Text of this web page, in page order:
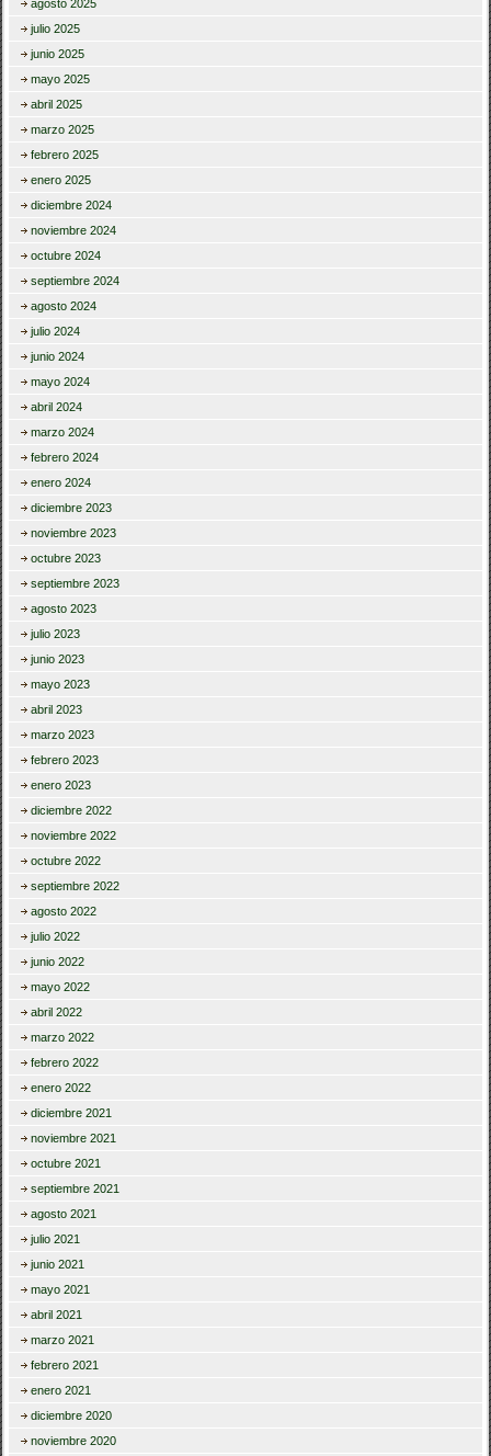
agosto 2025
julio 2025
junio 2025
mayo 2025
abril 2025
marzo 2025
febrero 2025
enero 2025
diciembre 2024
noviembre 2024
octubre 2024
septiembre 2024
agosto 2024
julio 2024
junio 2024
mayo 2024
abril 2024
marzo 2024
febrero 2024
enero 2024
diciembre 2023
noviembre 2023
octubre 2023
septiembre 2023
agosto 2023
julio 2023
junio 2023
mayo 2023
abril 2023
marzo 2023
febrero 2023
enero 2023
diciembre 2022
noviembre 2022
octubre 2022
septiembre 2022
agosto 2022
julio 2022
junio 2022
mayo 2022
abril 2022
marzo 2022
febrero 2022
enero 2022
diciembre 2021
noviembre 2021
octubre 2021
septiembre 2021
agosto 2021
julio 2021
junio 2021
mayo 2021
abril 2021
marzo 2021
febrero 2021
enero 2021
diciembre 2020
noviembre 2020